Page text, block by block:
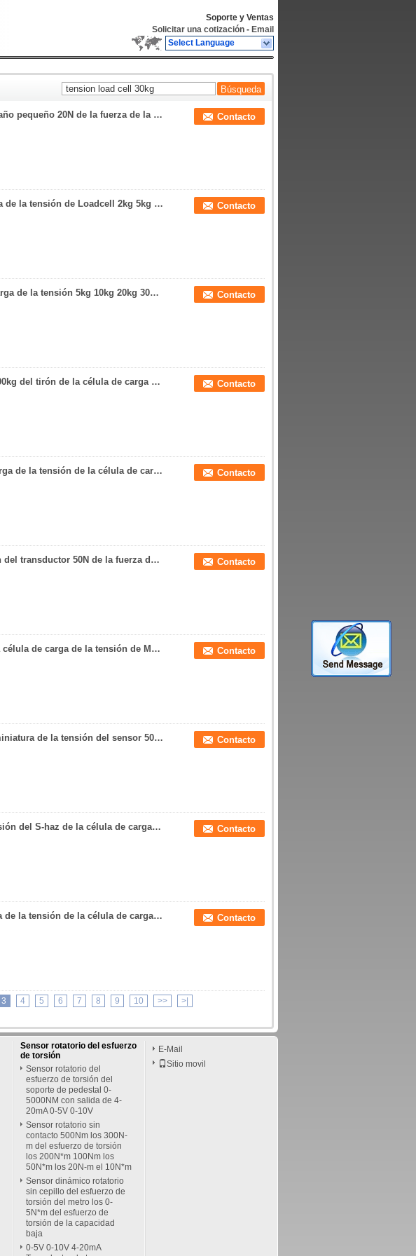
Soporte y Ventas
Solicitar una cotización - Email
Select Language
Transductor miniatura tamaño pequeño 20N de la fuerza de la célula de carga de la tensión 2kg Contacto
El tipo célula de S de carga de la tensión de Loadcell 2kg 5kg 10kg 20kg 30kg 50kg con M6 roscó el agujero Contacto
Tipo universal célula de carga de la tensión 5kg 10kg 20kg 30kg 50kg 100kg 200kg de M8/M12 S Contacto
Sensor en línea roscado 100kg del tirón de la célula de carga de la tensión de la célula de carga del tirón 20kg 50kg Contacto
Compresión y célula de carga de la tensión de la célula de carga del tirón de la célula de carga de la tracción 50kg 20kg 10kg Contacto
S-tipo sensor 10lb del tirón del transductor 50N de la fuerza de la tracción de la célula de carga de la tensión 5kg Contacto
Sensor 20kg del tirón de la célula de carga de la tensión de M5 Rod End Pull Load Cell 5kg 10kg Contacto
La célula de carga micro miniatura de la tensión del sensor 50N de la fuerza del tirón 5kg tira de la medida 10lb de la fuerza Contacto
Tipo sensor de S de la tensión del S-haz de la célula de carga de la tensión 500N 300N 200N 100N 50N 20N Contacto
M5 roscó la célula de carga de la tensión de la célula de carga del tirón 200N 100N tira del sensor 50N de la fuerza Contacto
3 4 5 6 7 8 9 10 >> >|
Sensor rotatorio del esfuerzo
de torsión
Sensor rotatorio del
esfuerzo de torsión del
soporte de pedestal 0-
5000NM con salida de 4-
20mA 0-5V 0-10V
Sensor rotatorio sin
contacto 500Nm los 300N-
m del esfuerzo de torsión
los 200N*m 100Nm los
50N*m los 20N-m el 10N*m
Sensor dinámico rotatorio
sin cepillo del esfuerzo de
torsión del metro los 0-
5N*m del esfuerzo de
torsión de la capacidad
baja
0-5V 0-10V 4-20mA
E-Mail
Sitio movil